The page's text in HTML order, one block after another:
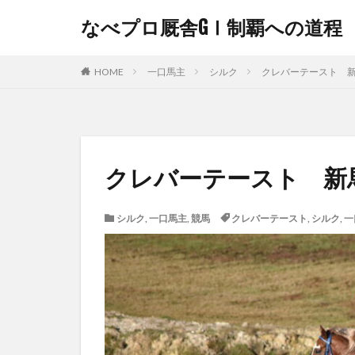
なべプロ厩舎GⅠ制覇への道程
HOME 一口馬主 シルク クレバーテースト
クレバーテースト 新
シルク, 一口馬主, 競馬 クレバーテースト, シルク,